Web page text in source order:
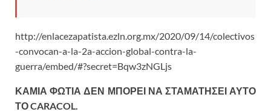
http://enlacezapatista.ezln.org.mx/2020/09/14/colectivos
-convocan-a-la-2a-accion-global-contra-la-
guerra/embed/#?secret=Bqw3zNGLjs
ΚΑΜΙΑ ΦΩΤΙΑ ΔΕΝ ΜΠΟΡΕΙ ΝΑ ΣΤΑΜΑΤΗΣΕΙ ΑΥΤΟ
ΤΟCARACOL